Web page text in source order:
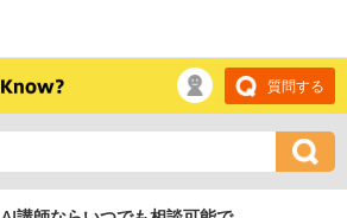
質問する